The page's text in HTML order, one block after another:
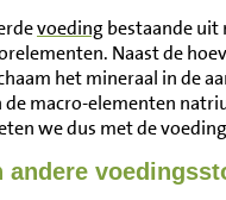
voedingbestaande uit
Naast de
het mineraal in de
macro-elementen
we dus met de
andere